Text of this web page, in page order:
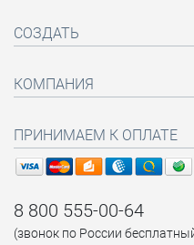
СОЗДАТЬ
КОМПАНИЯ
ПРИНИМАЕМ К ОПЛАТЕ
8 800 555-00-64
(звонок по России